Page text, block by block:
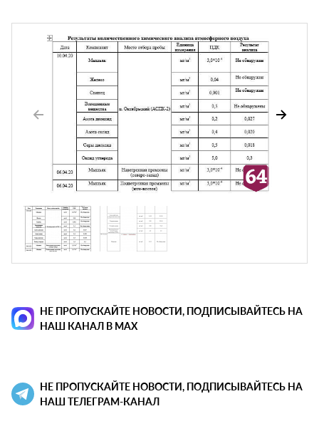
НЕ ПРОПУСКАЙТЕ НОВОСТИ, ПОДПИСЫВАЙТЕСЬ НА
НАШ КАНАЛ В MAX
НЕ ПРОПУСКАЙТЕ НОВОСТИ, ПОДПИСЫВАЙТЕСЬ НА
НАШ ТЕЛЕГРАМ-КАНАЛ